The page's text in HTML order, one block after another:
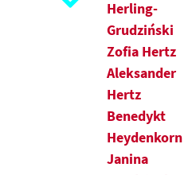
Ł
Herling-
Grudziński
Zofia Hertz
Aleksander
Hertz
Benedykt
Heydenkorn
Janina